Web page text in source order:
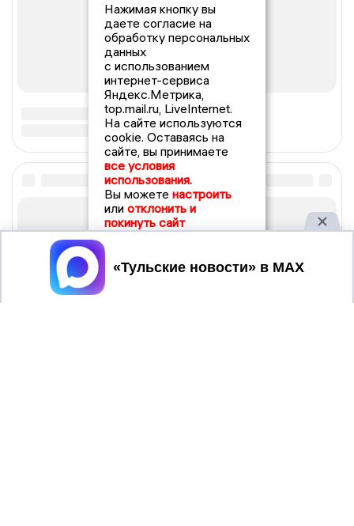
Нажимая кнопку вы
даете согласие на
обработку персональных
данных
с использованием
интернет-сервиса
Яндекс.Метрика,
top.mail.ru, LiveInternet.
На сайте используются
cookie. Оставаясь на
сайте, вы принимаете
все условия
использования.
Вы можете настроить
или отклонить и
покинуть сайт
Принять